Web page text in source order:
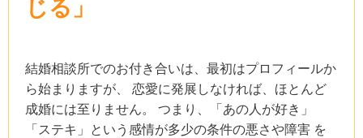
じる」
結婚相談所でのお付き合いは、最初はプロフィールか
ら始まりますが、 恋愛に発展しなければ、ほとんど
成婚には至りません。 つまり、「あの人が好き」
「ステキ」という感情が多少の条件の悪さや障害 を